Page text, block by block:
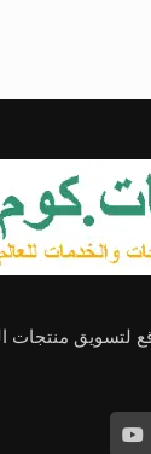
لتسويق منتجات